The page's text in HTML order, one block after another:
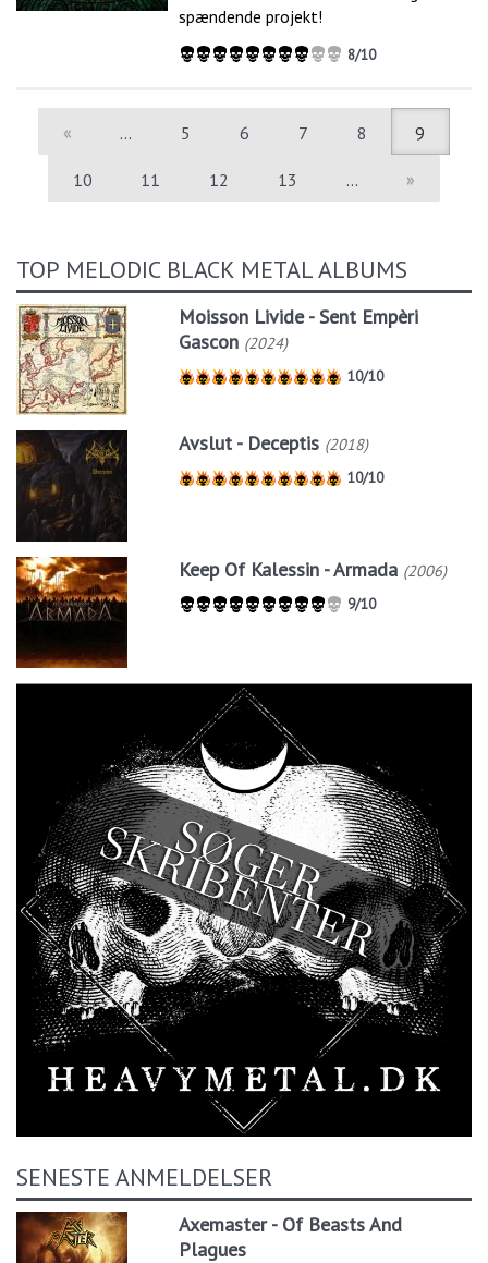
spændende projekt!
8/10
« … 5 6 7 8 9
10 11 12 13 … »
TOP MELODIC BLACK METAL ALBUMS
Moisson Livide - Sent Empèri
Gascon (2024)
10/10
Avslut - Deceptis (2018)
10/10
Keep Of Kalessin - Armada (2006)
9/10
SENESTE ANMELDELSER
Axemaster - Of Beasts And
Plagues